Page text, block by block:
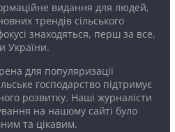
видання для людей,
трендів сільського
знаходяться, перш за все,
України.
для популяризації
господарство підтримує
розвитку. Наші журналісти
на нашому сайті було
та цікавим.